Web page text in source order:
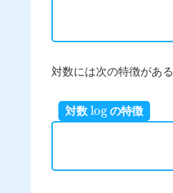
対数には次の特徴がある
対数
log
の特徴